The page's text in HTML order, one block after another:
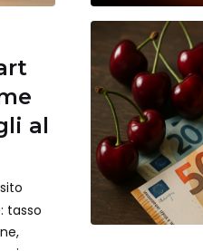
al
tasso